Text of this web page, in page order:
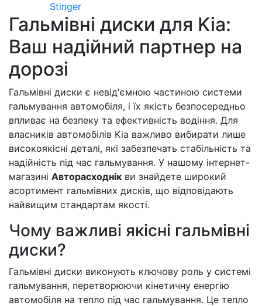
Stinger
Гальмівні диски для Kia:
Ваш надійний партнер на
дорозі
Гальмівні диски є невід'ємною частиною системи
гальмування автомобіля, і їх якість безпосередньо
впливає на безпеку та ефективність водіння. Для
власників автомобілів Kia важливо вибирати лише
високоякісні деталі, які забезпечать стабільність та
надійність під час гальмування. У нашому інтернет-
магазині Авторасходнік ви знайдете широкий
асортимент гальмівних дисків, що відповідають
найвищим стандартам якості.
Чому важливі якісні гальмівні
диски?
Гальмівні диски виконують ключову роль у системі
гальмування, перетворюючи кінетичну енергію
автомобіля на тепло під час гальмування. Це тепло